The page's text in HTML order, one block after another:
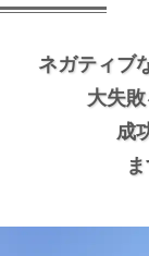
ネガティブ
大失敗
成